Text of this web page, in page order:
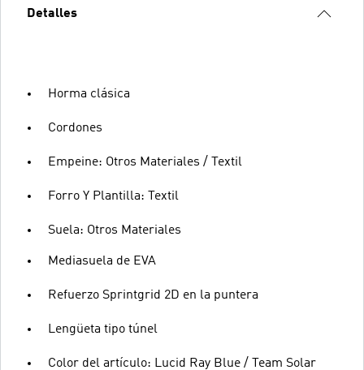
Detalles
Horma clásica
Cordones
Empeine: Otros Materiales / Textil
Forro Y Plantilla: Textil
Suela: Otros Materiales
Mediasuela de EVA
Refuerzo Sprintgrid 2D en la puntera
Lengüeta tipo túnel
Color del artículo: Lucid Ray Blue / Team Solar